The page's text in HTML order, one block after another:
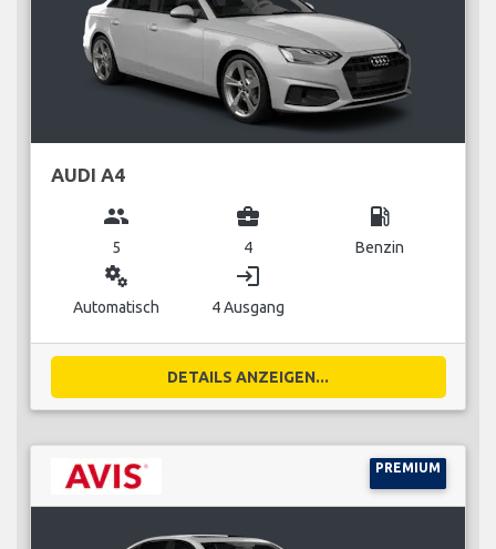
AUDI A4
group
5
business_center
4
local_gas_station
Benzin
miscellaneous_services
Automatisch
login
4 Ausgang
DETAILS ANZEIGEN...
PREMIUM